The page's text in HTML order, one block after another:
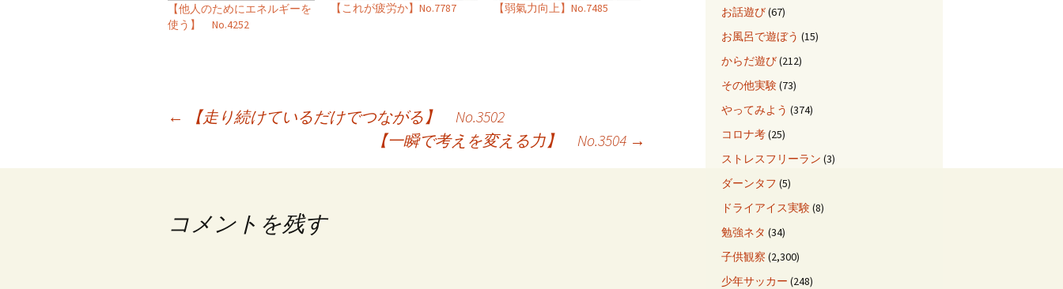
【他人のためにエネルギーを
使う】 No.4252
【これが疲労か】No.7787 【弱氣力向上】No.7485
←
【走り続けているだけでつながる】 No.3502
【一瞬で考えを変える力】 No.3504 →
コメントを残す
お話遊び(67)
お風呂で遊ぼう (15)
からだ遊び(212)
その他実験(73)
やってみよう (374)
コロナ考(25)
ストレスフリーラン (3)
ダーンタフ (5)
ドライアイス実験(8)
勉強ネタ (34)
子供観察 (2,300)
少年サッカー (248)